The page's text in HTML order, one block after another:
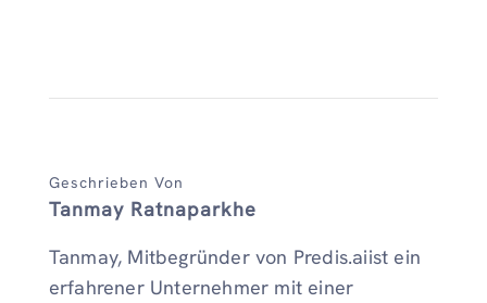
Geschrieben Von
Tanmay Ratnaparkhe
Tanmay, Mitbegründer von Predis.aiist ein
erfahrener Unternehmer mit einer